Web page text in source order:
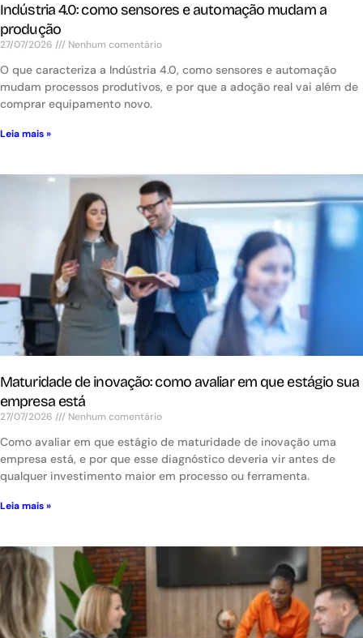
Indústria 4.0: como sensores e automação mudam a
produção
27/07/2026 Nenhum comentário
O que caracteriza a Indústria 4.0, como sensores e automação
mudam processos produtivos, e por que a adoção real vai além de
comprar equipamento novo.
Leia mais »
Maturidade de inovação: como avaliar em que estágio sua
empresa está
27/07/2026 Nenhum comentário
Como avaliar em que estágio de maturidade de inovação uma
empresa está, e por que esse diagnóstico deveria vir antes de
qualquer investimento maior em processo ou ferramenta.
Leia mais »